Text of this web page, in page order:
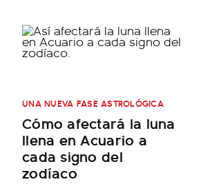
UNA NUEVA FASE ASTROLÓGICA
Cómo afectará la luna
llena en Acuario a
cada signo del
zodíaco